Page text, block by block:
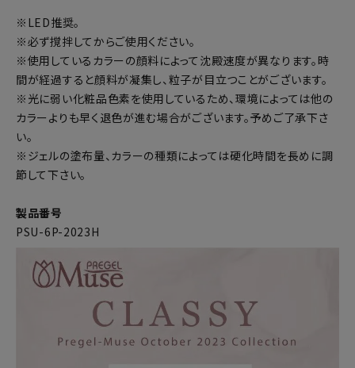
※LED推奨。
※必ず撹拌してからご使用ください。
※使用しているカラーの顔料によって沈殿速度が異なります。時
間が経過すると顔料が凝集し、粒子が目立つことがございます。
※光に弱い化粧品色素を使用しているため、環境によっては他の
カラーよりも早く退色が進む場合がございます。予めご了承下さ
い。
※ジェルの塗布量、カラーの種類によっては硬化時間を長めに調
節して下さい。
製品番号
PSU-6P-2023H